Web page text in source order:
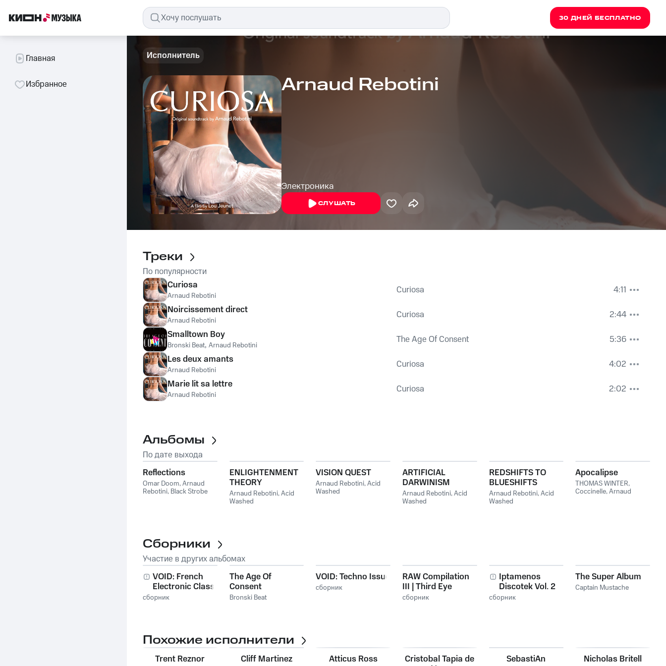
30 ДНЕЙ БЕСПЛАТНО
Главная
Избранное
Исполнитель
Arnaud Rebotini
Электроника
СЛУШАТЬ
Треки
По популярности
Curiosa
Arnaud Rebotini Curiosa
4:11
Noircissement direct
Arnaud Rebotini Curiosa
2:44
Smalltown Boy
Bronski Beat, Arnaud Rebotini The Age Of Consent
5:36
Les deux amants
Arnaud Rebotini Curiosa
4:02
Marie lit sa lettre
Arnaud Rebotini Curiosa 2:02
Альбомы
По дате выхода
Reflections
Omar Doom,Arnaud
Rebotini, Black Strobe
ENLIGHTENMENT
THEORY
Arnaud Rebotini,Acid
Washed
VISION QUEST
Arnaud Rebotini,Acid
Washed
ARTIFICIAL
DARWINISM
Arnaud Rebotini,Acid
Washed
REDSHIFTS TO
BLUESHIFTS
Arnaud Rebotini,Acid
Washed
Apocalipse
THOMAS WINTER,
Coccinelle,Arnaud
Сборники
Участие в других альбомах
VOID: French
Electronic Classics
сборник
The Age Of
Consent
Bronski Beat
VOID: Techno Issue
сборник
RAW Compilation
III | Third Eye
сборник
Iptamenos
Discotek Vol. 2
сборник
The Super Album
Captain Mustache
Похожие исполнители
Trent Reznor Cliff Martinez Atticus Ross
Cristobal Tapia de
SebastiAn Nicholas Britell